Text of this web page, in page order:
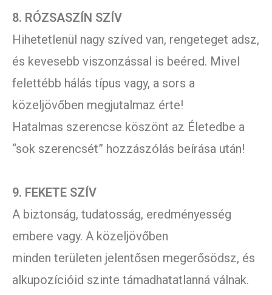
8. RÓZSASZÍN SZÍV
Hihetetlenül nagy szíved van, rengeteget adsz,
és kevesebb viszonzással is beéred. Mivel
felettébb hálás típus vagy, a sors a
közeljövőben megjutalmaz érte!
Hatalmas szerencse köszönt az Életedbe a
“sok szerencsét” hozzászólás beírása után!
9. FEKETE SZÍV
A biztonság, tudatosság, eredményesség
embere vagy. A közeljövőben
minden területen jelentősen megerősödsz, és
alkupozícióid szinte támadhatatlanná válnak.